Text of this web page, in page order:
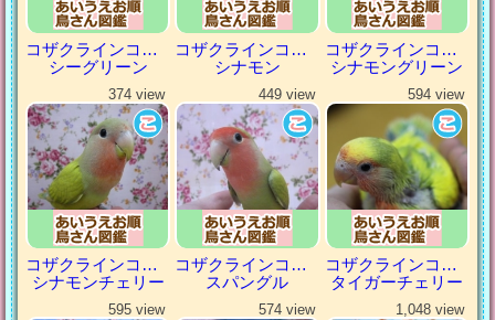
コザクラインコ（小桜インコ）
シーグリーン
コザクラインコ（小桜インコ）
シナモン
コザクラインコ（小桜インコ）
シナモングリーン
374 view
コザクラインコ（小桜インコ）
シナモンチェリー
449 view
コザクラインコ（小桜インコ）
スパングル
594 view
コザクラインコ（小桜インコ）
タイガーチェリー
595 view 574 view 1,048 view